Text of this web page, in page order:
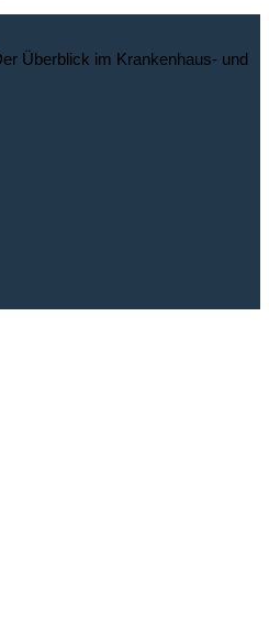
Überblick im Krankenhaus- und